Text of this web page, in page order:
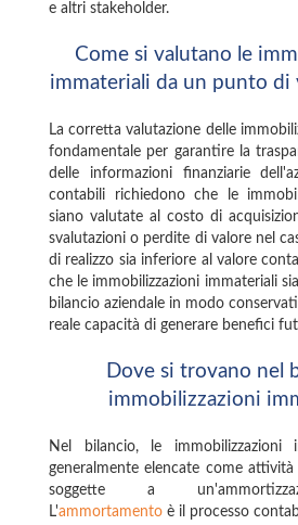
e altri stakeholder.
Come si valutano le
immateriali da un punto di
La corretta valutazione delle
fondamentale per garantire la
delle informazioni finanziarie
contabili richiedono che le
siano valutate al costo di
svalutazioni o perdite di valore nel
di realizzo sia inferiore al valore
che le immobilizzazioni immateriali
bilancio aziendale in modo
reale capacità di generare benefici
Dove si trovano nel
immobilizzazioni
Nel bilancio, le immobilizzazioni
generalmente elencate come
soggette a
L'ammortamento è il processo